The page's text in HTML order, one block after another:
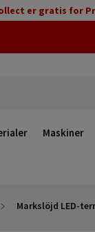
er gratis for
Maskiner
Markslöjd LED-